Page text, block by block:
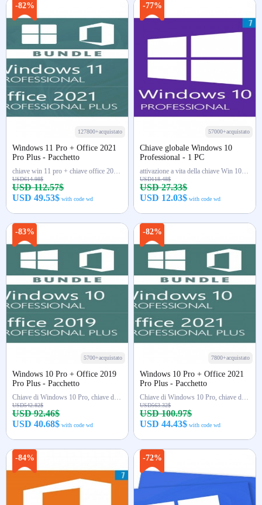
-82%
127800+acquistato
Windows 11 Pro + Office 2021
Pro Plus - Pacchetto
chiave win 11 pro + chiave office 2021 pro
USD614.98$
USD 112.57$
USD 49.53$ with code wd
-77%
57000+acquistato
Chiave globale Windows 10
Professional - 1 PC
attivazione a vita della chiave Win 10 Pro
USD118.48$
USD 27.33$
USD 12.03$ with code wd
-83%
5700+acquistato
Windows 10 Pro + Office 2019
Pro Plus - Pacchetto
Chiave di Windows 10 Pro, chiave di Office 2019 Pro
USD542.82$
USD 92.46$
USD 40.68$ with code wd
-82%
7800+acquistato
Windows 10 Pro + Office 2021
Pro Plus - Pacchetto
Chiave di Windows 10 Pro, chiave di Office 2021 Pro
USD563.32$
USD 100.97$
USD 44.43$ with code wd
-84% -72%